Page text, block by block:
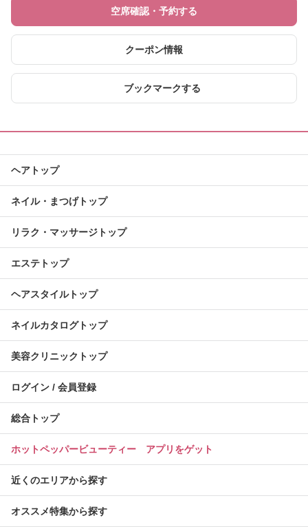
空席確認・予約する
クーポン情報
ブックマークする
ヘアトップ
ネイル・まつげトップ
リラク・マッサージトップ
エステトップ
ヘアスタイルトップ
ネイルカタログトップ
美容クリニックトップ
ログイン / 会員登録
総合トップ
ホットペッパービューティー アプリをゲット
近くのエリアから探す
オススメ特集から探す